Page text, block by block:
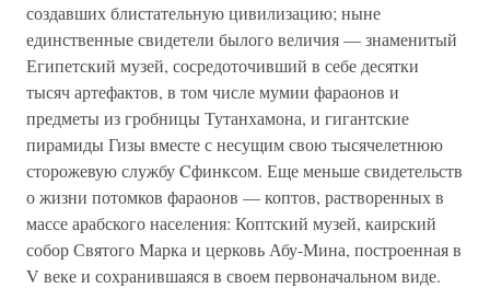
создавших блистательную цивилизацию; ныне
единственные свидетели былого величия — знаменитый
Египетский музей, сосредоточивший в себе десятки
тысяч артефактов, в том числе мумии фараонов и
предметы из гробницы Тутанхамона, и гигантские
пирамиды Гизы вместе с несущим свою тысячелетнюю
сторожевую службу Cфинксом. Еще меньше свидетельств
о жизни потомков фараонов — коптов, растворенных в
массе арабского населения: Коптский музей, каирский
собор Святого Марка и церковь Абу-Мина, построенная в
V веке и сохранившаяся в своем первоначальном виде.